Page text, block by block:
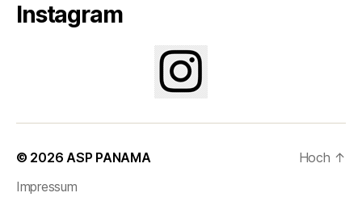
Instagram
© 2026ASP PANAMA
Impressum
Hoch ↑